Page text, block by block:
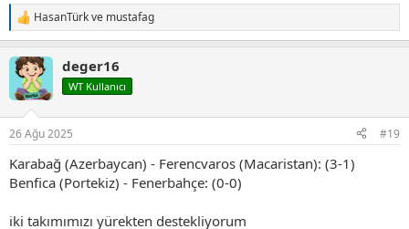
T
e
k
l
:
HasanTürkve mustafag
deger16
WT Kullanıcı
26 Ağu 2025 #19
Karabağ (Azerbaycan) - Ferencvaros (Macaristan): (3-1)
Benfica (Portekiz) - Fenerbahçe: (0-0)
iki takımımızı yürekten destekliyorum